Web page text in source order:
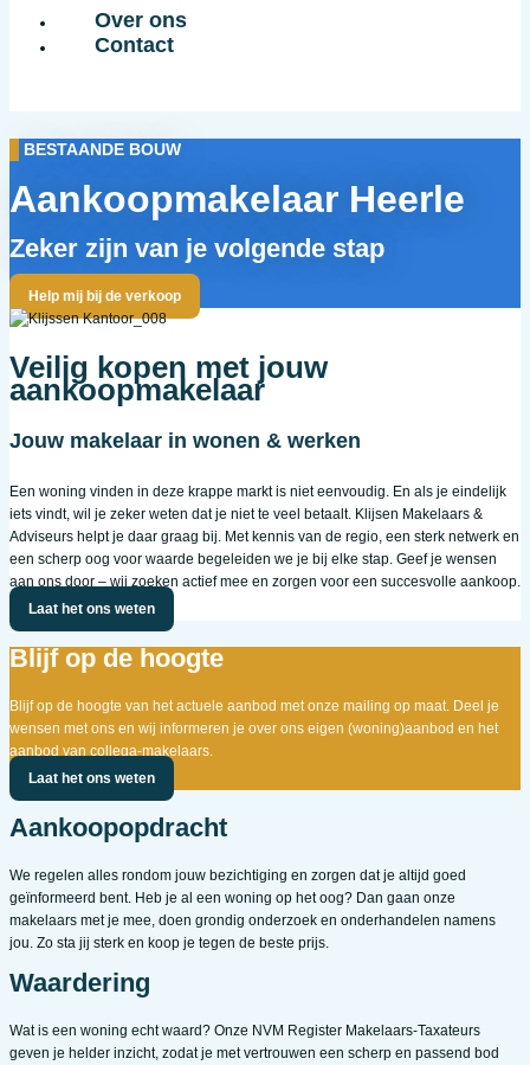
Over ons
Contact
BESTAANDE BOUW
Aankoopmakelaar Heerle
Zeker zijn van je volgende stap
Help mij bij de verkoop
Veilig kopen met jouw
aankoopmakelaar
Jouw makelaar in wonen & werken
Een woning vinden in deze krappe markt is niet eenvoudig. En als je eindelijk
iets vindt, wil je zeker weten dat je niet te veel betaalt. Klijsen Makelaars &
Adviseurs helpt je daar graag bij. Met kennis van de regio, een sterk netwerk en
een scherp oog voor waarde begeleiden we je bij elke stap. Geef je wensen
aan ons door – wij zoeken actief mee en zorgen voor een succesvolle aankoop.
Laat het ons weten
Blijf op de hoogte
Blijf op de hoogte van het actuele aanbod met onze mailing op maat. Deel je
wensen met ons en wij informeren je over ons eigen (woning)aanbod en het
aanbod van collega-makelaars.
Laat het ons weten
Aankoopopdracht
We regelen alles rondom jouw bezichtiging en zorgen dat je altijd goed
geïnformeerd bent. Heb je al een woning op het oog? Dan gaan onze
makelaars met je mee, doen grondig onderzoek en onderhandelen namens
jou. Zo sta jij sterk en koop je tegen de beste prijs.
Waardering
Wat is een woning echt waard? Onze NVM Register Makelaars-Taxateurs
geven je helder inzicht, zodat je met vertrouwen een scherp en passend bod